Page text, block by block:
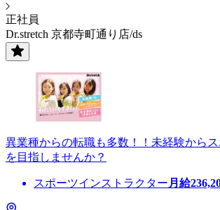
正社員
Dr.stretch 京都寺町通り店/ds
異業種からの転職も多数！！未経験から
を目指しませんか？
スポーツインストラクター 月給